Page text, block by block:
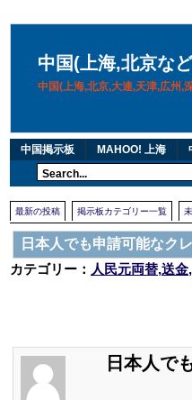
中国(上海,北京な
中国(上海,北京,大連,天津,広州,
中国掲示板 MAHOO! 上海
最新の投稿 掲示板カテゴリー一覧
日本人でも申請可能なク
カテゴリー： 人民元両替,送
日本人で